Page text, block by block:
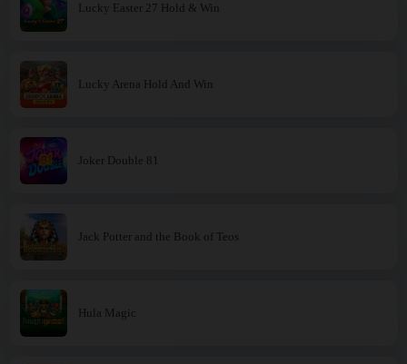
Lucky Easter 27 Hold & Win
Lucky Arena Hold And Win
Joker Double 81
Jack Potter and the Book of Teos
Hula Magic